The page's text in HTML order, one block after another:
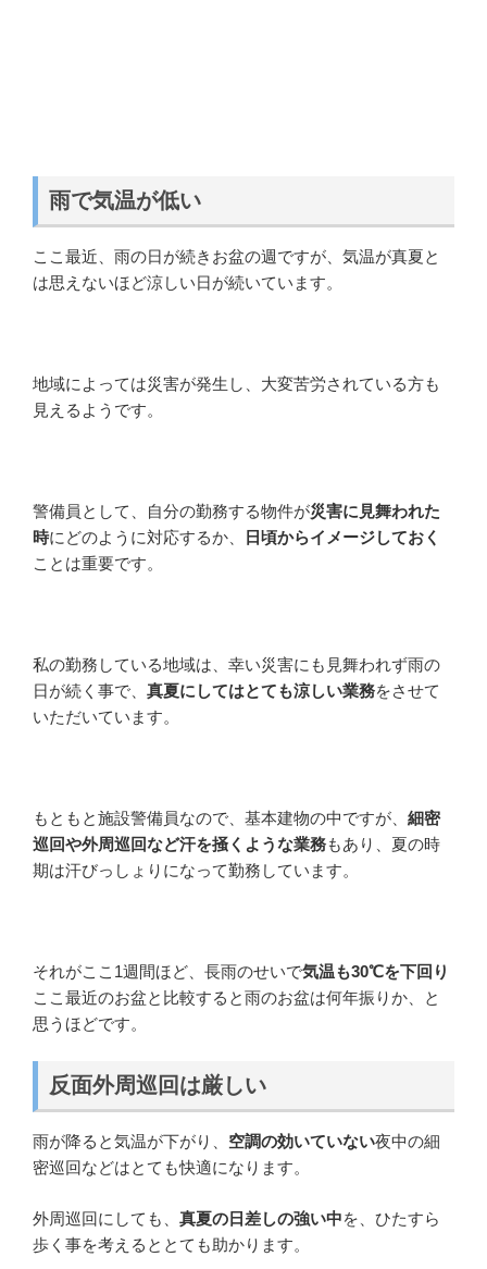
雨で気温が低い
ここ最近、雨の日が続きお盆の週ですが、気温が真夏と
は思えないほど涼しい日が続いています。
地域によっては災害が発生し、大変苦労されている方も
見えるようです。
警備員として、自分の勤務する物件が災害に見舞われた
時にどのように対応するか、
日頃からイメージしておく
ことは重要です。
私の勤務している地域は、幸い災害にも見舞われず雨の
日が続く事で、 真夏にしてはとても涼しい業務をさせて
いただいています。
もともと施設警備員なので、基本建物の中ですが、 細密
巡回や外周巡回など汗を掻くような業務もあり、夏の時
期は汗びっしょりになって勤務しています。
それがここ1週間ほど、長雨のせいで気温も30℃を下回り
ここ最近のお盆と比較すると雨のお盆は何年振りか、と
思うほどです。
反面外周巡回は厳しい
雨が降ると気温が下がり、 空調の効いていない夜中の細
密巡回などはとても快適になります。
外周巡回にしても、 真夏の日差しの強い中を、ひたすら
歩く事を考えるととても助かります。